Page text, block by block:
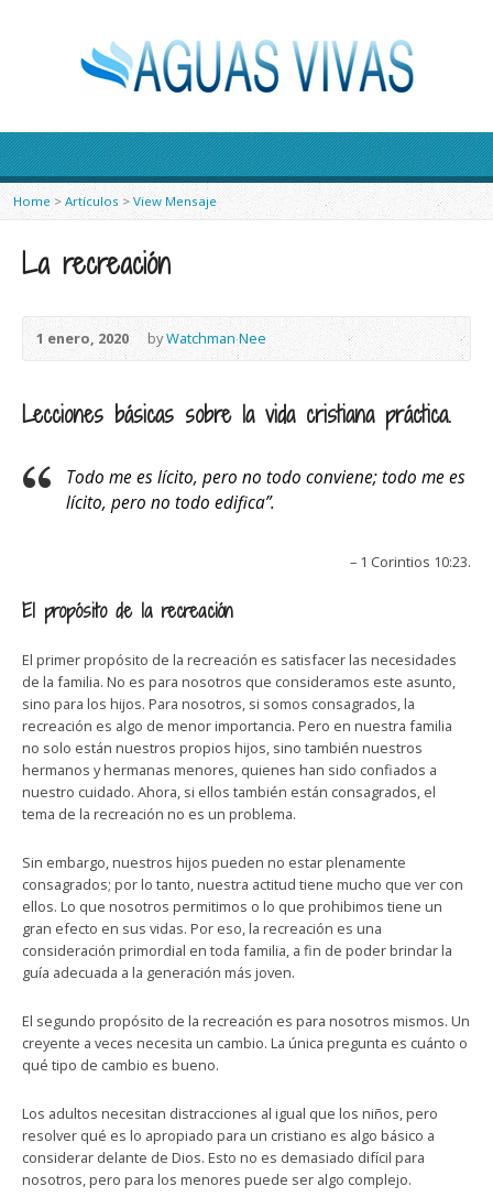
Home > Artículos > View Mensaje
La recreación
1 enero, 2020 byWatchman Nee
Lecciones básicas sobre la vida cristiana práctica.
Todo me es lícito, pero no todo conviene; todo me es
lícito, pero no todo edifica”.
– 1 Corintios 10:23.
El propósito de la recreación
El primer propósito de la recreación es satisfacer las necesidades
de la familia. No es para nosotros que consideramos este asunto,
sino para los hijos. Para nosotros, si somos consagrados, la
recreación es algo de menor importancia. Pero en nuestra familia
no solo están nuestros propios hijos, sino también nuestros
hermanos y hermanas menores, quienes han sido confiados a
nuestro cuidado. Ahora, si ellos también están consagrados, el
tema de la recreación no es un problema.
Sin embargo, nuestros hijos pueden no estar plenamente
consagrados; por lo tanto, nuestra actitud tiene mucho que ver con
ellos. Lo que nosotros permitimos o lo que prohibimos tiene un
gran efecto en sus vidas. Por eso, la recreación es una
consideración primordial en toda familia, a fin de poder brindar la
guía adecuada a la generación más joven.
El segundo propósito de la recreación es para nosotros mismos. Un
creyente a veces necesita un cambio. La única pregunta es cuánto o
qué tipo de cambio es bueno.
Los adultos necesitan distracciones al igual que los niños, pero
resolver qué es lo apropiado para un cristiano es algo básico a
considerar delante de Dios. Esto no es demasiado difícil para
nosotros, pero para los menores puede ser algo complejo.